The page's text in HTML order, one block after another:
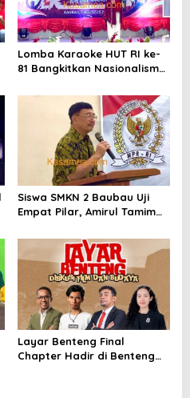
Lomba Karaoke HUT RI ke-
81 Bangkitkan Nasionalisme
Siswa SMKN 2 Baubau Uji
Empat Pilar, Amirul Tamim
Aspal Buton
Layar Benteng Final
Chapter Hadir di Benteng